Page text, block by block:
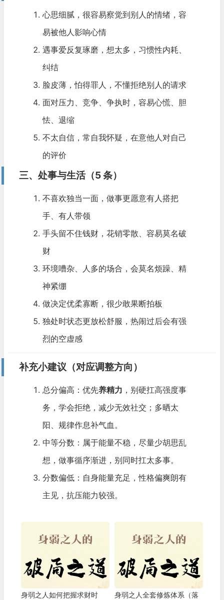
心思细腻，很容易察觉到别人的情绪，容
易被他人影响心情
遇事爱反复琢磨，想太多，习惯性内耗、
纠结
脸皮薄，怕得罪人，不懂拒绝别人的请求
面对压力、竞争、争执时，容易心慌、胆
怯、退缩
不太自信，常自我怀疑，在意他人对自己
的评价
三、处事与生活（5 条）
不喜欢独当一面，做事更愿意有人搭把
手、有人带领
手头留不住钱财，花销零散、容易莫名破
财
环境嘈杂、人多的场合，会莫名烦躁、精
神紧绷
做决定优柔寡断，很少敢果断拍板
独处时状态更放松舒服，热闹过后会有强
烈的空虚感
补充小建议（对应调整方向）
总分偏高：优先养精力 ，别硬扛高强度事
务，学会拒绝，减少无效社交；多晒太
阳、规律作息补气血。
中等分数：属于能量不稳，尽量少胡思乱
想，做事循序渐进，别同时扛太多事。
分数偏低：自身能量充足，性格偏爽朗有
主见，抗压能力较强。
身弱之人如何把握求财时
身弱之人全套修炼体系（落